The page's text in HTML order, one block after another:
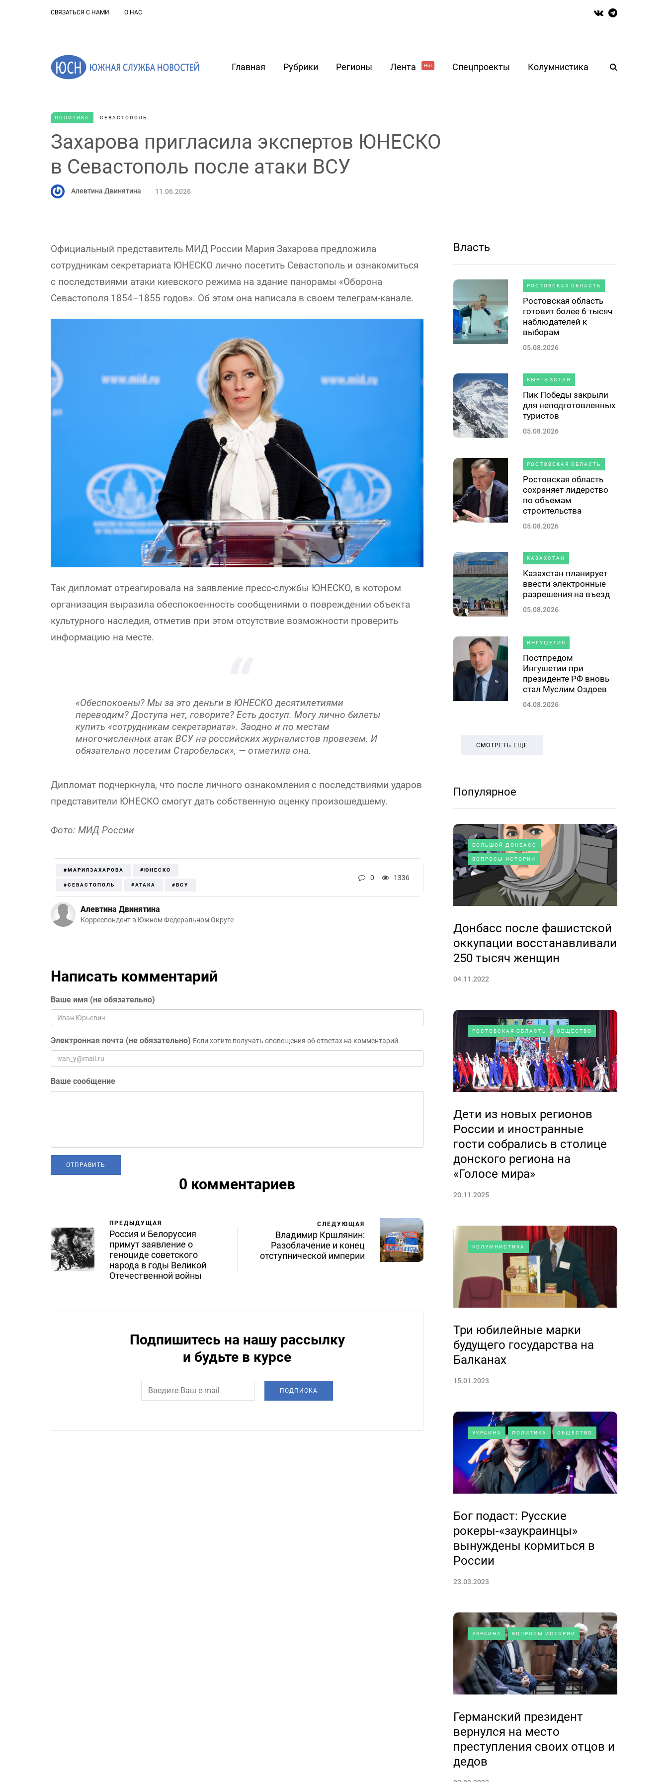
СВЯЗАТЬСЯ С НАМИ О НАС
Главная Рубрики Регионы Лента Hot Спецпроекты Колумнистика
ПОЛИТИКА СЕВАСТОПОЛЬ
Захарова пригласила экспертов ЮНЕСКО
в Севастополь после атаки ВСУ
Алевтина Двинятина 11.06.2026
Официальный представитель МИД России Мария Захарова предложила
сотрудникам секретариата ЮНЕСКО лично посетить Севастополь и ознакомиться
с последствиями атаки киевского режима на здание панорамы «Оборона
Севастополя 1854–1855 годов». Об этом она написала в своем телеграм-канале.
Так дипломат отреагировала на заявление пресс-службы ЮНЕСКО, в котором
организация выразила обеспокоенность сообщениями о повреждении объекта
культурного наследия, отметив при этом отсутствие возможности проверить
информацию на месте.
«Обеспокоены? Мы за это деньги в ЮНЕСКО десятилетиями
переводим? Доступа нет, говорите? Есть доступ. Могу лично билеты
купить «сотрудникам секретариата». Заодно и по местам
многочисленных атак ВСУ на российских журналистов провезем. И
обязательно посетим Старобельск», — отметила она.
Дипломат подчеркнула, что после личного ознакомления с последствиями ударов
представители ЮНЕСКО смогут дать собственную оценку произошедшему.
Фото: МИД России
#МАРИЯЗАХАРОВА #ЮНЕСКО
#СЕВАСТОПОЛЬ #АТАКА #ВСУ
0 1336
Алевтина Двинятина
Корреспондент в Южном Федеральном Округе
Написать комментарий
Ваше имя (не обязательно)
Электронная почта (не обязательно) Если хотите получать оповещения об ответах на комментарий
Ваше сообщение
0 комментариев
ПРЕДЫДУЩАЯ
Россия и Белоруссия
примут заявление о
геноциде советского
народа в годы Великой
Отечественной войны
СЛЕДУЮЩАЯ
Владимир Кршлянин:
Разоблачение и конец
отступнической империи
Подпишитесь на нашу рассылку
и будьте в курсе
ПОДПИСКА
Власть
РОСТОВСКАЯ ОБЛАСТЬ
Ростовская область
готовит более 6 тысяч
наблюдателей к
выборам
05.08.2026
КЫРГЫЗСТАН
Пик Победы закрыли
для неподготовленных
туристов
05.08.2026
РОСТОВСКАЯ ОБЛАСТЬ
Ростовская область
сохраняет лидерство
по объемам
строительства
05.08.2026
КАЗАХСТАН
Казахстан планирует
ввести электронные
разрешения на въезд
05.08.2026
ИНГУШЕТИЯ
Постпредом
Ингушетии при
президенте РФ вновь
стал Муслим Оздоев
04.08.2026
СМОТРЕТЬ ЕЩЕ
Популярное
БОЛЬШОЙ ДОНБАСС
ВОПРОСЫ ИСТОРИИ
Донбасс после фашистской
оккупации восстанавливали
250 тысяч женщин
04.11.2022
РОСТОВСКАЯ ОБЛАСТЬ ОБЩЕСТВО
Дети из новых регионов
России и иностранные
гости собрались в столице
донского региона на
«Голосе мира»
20.11.2025
КОЛУМНИСТИКА
Три юбилейные марки
будущего государства на
Балканах
15.01.2023
УКРАИНА ПОЛИТИКА ОБЩЕСТВО
Бог подаст: Русские
рокеры-«заукраинцы»
вынуждены кормиться в
России
23.03.2023
УКРАИНА ВОПРОСЫ ИСТОРИИ
Германский президент
вернулся на место
преступления своих отцов и
дедов